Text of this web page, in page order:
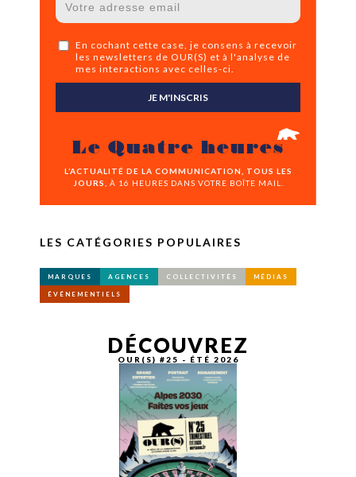
En cochant cette case, je consens à recevoir
les newsletters de OUR(S) et à l'analyse de
mes interactions avec celles-ci.
JE M'INSCRIS
Le Quatre heures
L’ACTUALITÉ DE LA COMMUNICATION, TOUS LES
JOURS,
À 16 HEURES DANS VOTRE BOÎTE MAIL.
LES CATÉGORIES POPULAIRES
MARQUES AGENCES COLLECTIVITÉS MÉDIAS
ÉVÉNEMENTIELS
DÉCOUVREZ
OUR(S) #25 - ÉTÉ 2026